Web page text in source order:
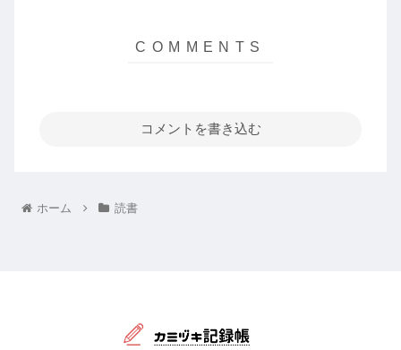
コメントを書き込む
ホーム 読書